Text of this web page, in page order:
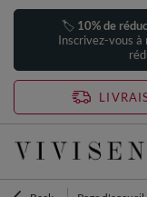
🏷️ 10% de
Inscrivez-vous